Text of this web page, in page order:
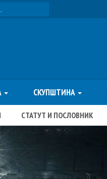
СКУПШТИНА
СТАТУТ И ПОСЛОВНИК